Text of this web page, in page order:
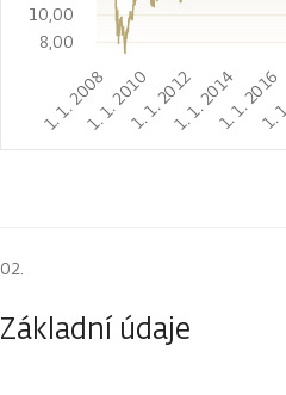
1. 1. 20081. 1. 20101. 1. 20121. 1. 20141. 1. 2016
1.
8,00
10,00
Základní údaje